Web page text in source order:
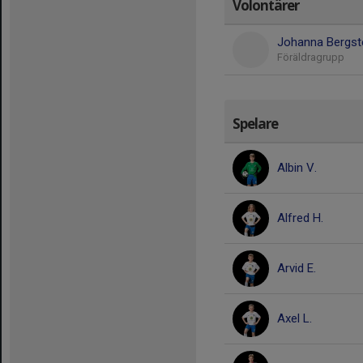
Volontärer
Johanna
Föräldragrupp
Spelare
Albin V.
Alfred H.
Arvid E.
Axel L.